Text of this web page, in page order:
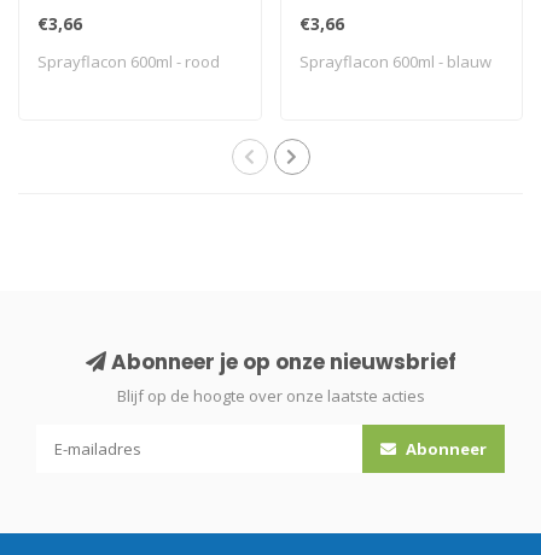
€3,66
Sprayflacon 600ml - rood
€3,66
Sprayflacon 600ml - blauw
Abonneer je op onze nieuwsbrief
Blijf op de hoogte over onze laatste acties
Abonneer